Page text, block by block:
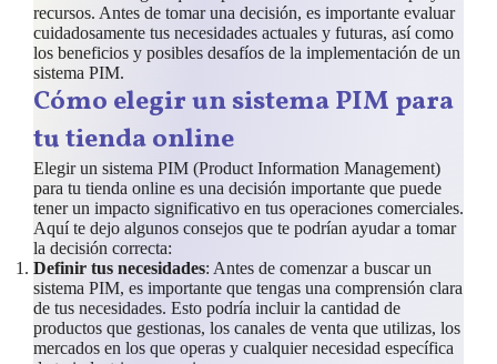
recursos. Antes de tomar una decisión, es importante evaluar
cuidadosamente tus necesidades actuales y futuras, así como
los beneficios y posibles desafíos de la implementación de un
sistema PIM.
Cómo elegir un sistema PIM para
tu tienda online
Elegir un sistema PIM (Product Information Management)
para tu tienda online es una decisión importante que puede
tener un impacto significativo en tus operaciones comerciales.
Aquí te dejo algunos consejos que te podrían ayudar a tomar
la decisión correcta:
Definir tus necesidades: Antes de comenzar a buscar un
sistema PIM, es importante que tengas una comprensión clara
de tus necesidades. Esto podría incluir la cantidad de
productos que gestionas, los canales de venta que utilizas, los
mercados en los que operas y cualquier necesidad específica